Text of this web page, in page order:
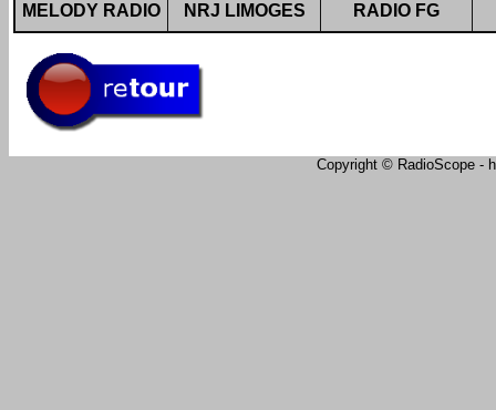
MELODY RADIO NRJ LIMOGES RADIO FG
Copyright © RadioScope -